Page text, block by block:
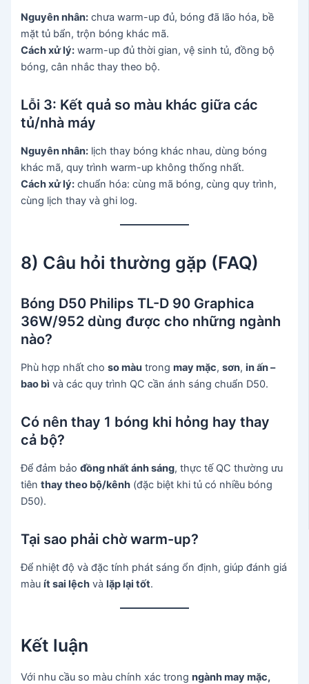
Nguyên nhân: chưa warm-up đủ, bóng đã lão hóa, bề
mặt tủ bẩn, trộn bóng khác mã.
Cách xử lý: warm-up đủ thời gian, vệ sinh tủ, đồng bộ
bóng, cân nhắc thay theo bộ.
Lỗi 3: Kết quả so màu khác giữa các
tủ/nhà máy
Nguyên nhân: lịch thay bóng khác nhau, dùng bóng
khác mã, quy trình warm-up không thống nhất.
Cách xử lý: chuẩn hóa: cùng mã bóng, cùng quy trình,
cùng lịch thay và ghi log.
8) Câu hỏi thường gặp (FAQ)
Bóng D50 Philips TL-D 90 Graphica
36W/952 dùng được cho những ngành
nào?
Phù hợp nhất choso màu trongmay mặc,sơn,in ấn –
bao bì và các quy trình QC cần ánh sáng chuẩn D50.
Có nên thay 1 bóng khi hỏng hay thay
cả bộ?
Để đảm bảođồng nhất ánh sáng, thực tế QC thường ưu
tiênthay theo bộ/kênh (đặc biệt khi tủ có nhiều bóng
D50).
Tại sao phải chờ warm-up?
Để nhiệt độ và đặc tính phát sáng ổn định, giúp đánh giá
màuít sai lệch vàlặp lại tốt.
Kết luận
Với nhu cầu so màu chính xác trongngành may mặc,